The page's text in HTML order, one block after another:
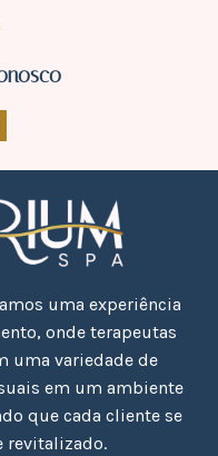
uma experiência
onde terapeutas
uma variedade de
em um ambiente
que cada cliente se
revitalizado.